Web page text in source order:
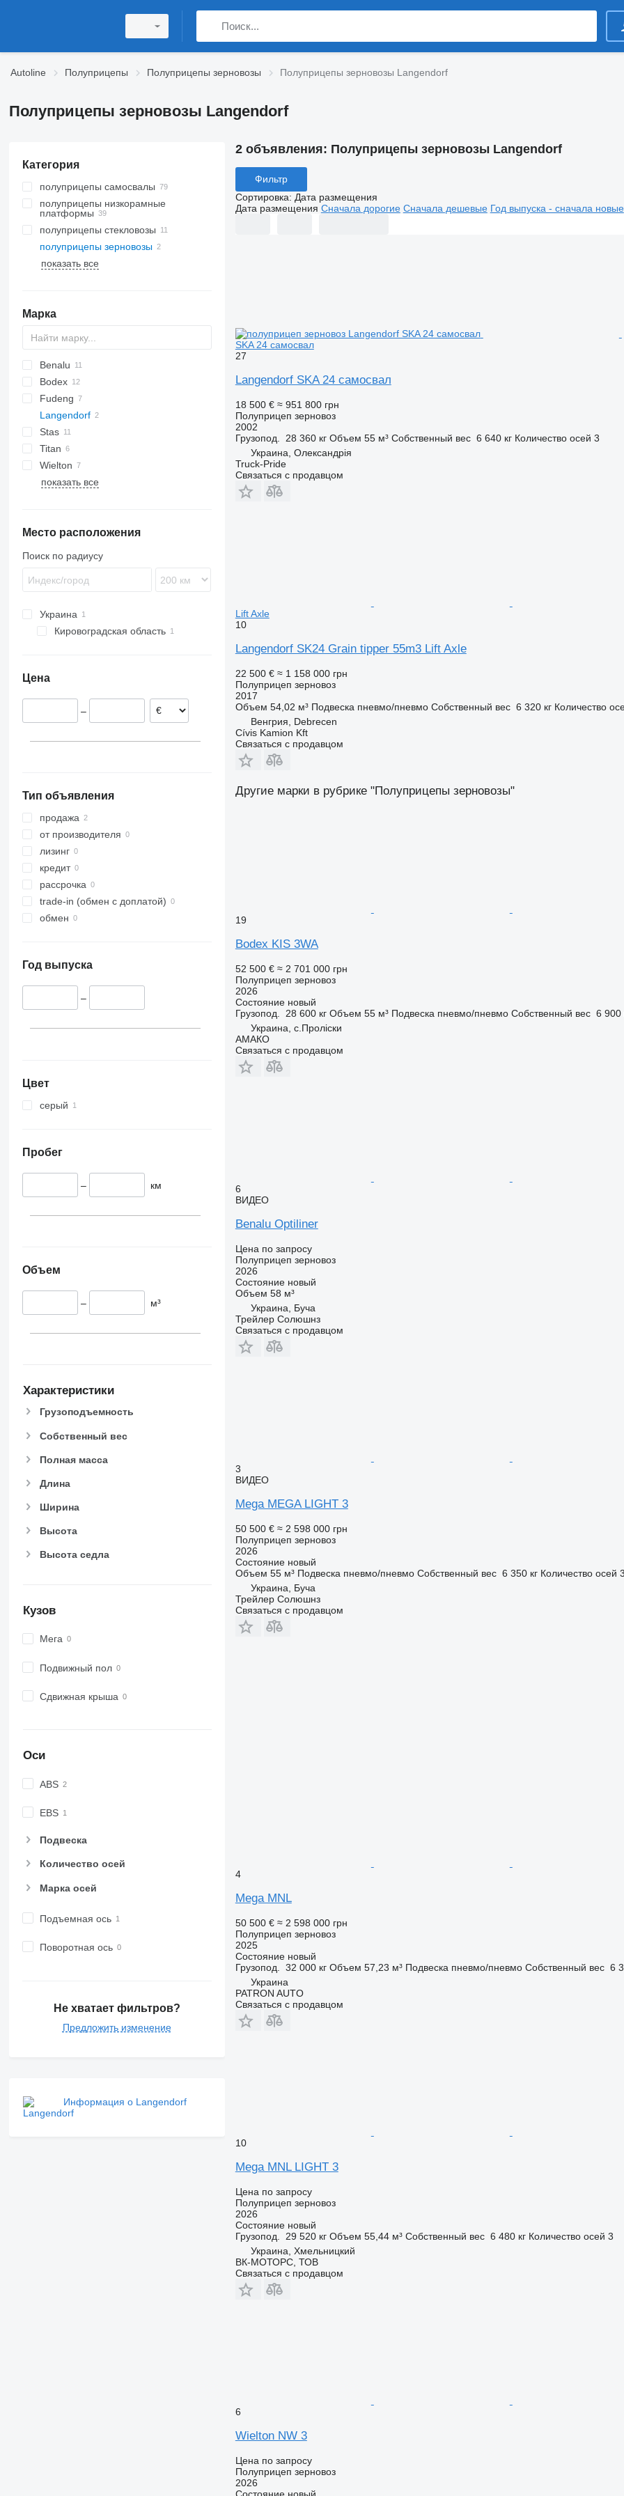
Autoline Полуприцепы Полуприцепы зерновозы Полуприцепы зерновозы Langendorf
Полуприцепы зерновозы Langendorf
Категория
полуприцепы самосвалы
полуприцепы низкорамные
платформы
полуприцепы стекловозы
полуприцепы зерновозы
показать все
Марка
Benalu
C-series
Optiliner
T-series
Bodex
KIS
CHKS
DHKS
Fudeng
S-series
Langendorf
SK
SK 24
SKA
SKA 24
MNL
RHKS
SKI
Stas
S-series
Titan
Wielton
NW
показать все
Место расположения
Поиск по радиусу
Украина
Кировоградская область
Цена
–
Тип объявления
продажа
от производителя
лизинг
кредит
рассрочка
trade-in (обмен с доплатой)
обмен
Год выпуска
–
Цвет
серый
Пробег
– км
Объем
– м³
Характеристики
Грузоподъемность
Собственный вес
Полная масса
Длина
Ширина
Высота
Высота седла
Кузов
Мега
Подвижный пол
Сдвижная крыша
Оси
ABS
EBS
Подвеска
Количество осей
Марка осей
Подъемная ось
Поворотная ось
Не хватает фильтров?
Предложить изменение
Информация о Langendorf
2 объявления: Полуприцепы зерновозы Langendorf
Фильтр
Сортировка: Дата размещения
Дата размещения Сначала дорогие Сначала дешевые Год выпуска - сначала новые
SKA 24 самосвал
27
Langendorf SKA 24 самосвал
18 500 € ≈ 951 800 грн
Полуприцеп зерновоз
2002
Грузопод.
28 360 кг Объем 55 м³ Собственный вес 6 640 кг Количество осей 3
Украина, Олександрія
Truck-Pride
Связаться с продавцом
Lift Axle
10
Langendorf SK24 Grain tipper 55m3 Lift Axle
22 500 € ≈ 1 158 000 грн
Полуприцеп зерновоз
2017
Объем 54,02 м³ Подвеска пневмо/пневмо Собственный вес 6 320 кг Количество
Венгрия, Debrecen
Cívis Kamion Kft
Связаться с продавцом
Другие марки в рубрике "Полуприцепы зерновозы"
19
Bodex KIS 3WA
52 500 € ≈ 2 701 000 грн
Полуприцеп зерновоз
2026
Состояниеновый
Грузопод.
28 600 кг Объем 55 м³ Подвеска пневмо/пневмо Собственный вес 6 900
Украина, с.Проліски
АМАКО
Связаться с продавцом
6
ВИДЕО
Benalu Optiliner
Цена по запросу
Полуприцеп зерновоз
2026
Состояниеновый
Объем 58 м³
Украина, Буча
Трейлер Солюшнз
Связаться с продавцом
3
ВИДЕО
Mega MEGA LIGHT 3
50 500 € ≈ 2 598 000 грн
Полуприцеп зерновоз
2026
Состояниеновый
Объем 55 м³ Подвеска пневмо/пневмо Собственный вес 6 350 кг Количество осей 3
Украина, Буча
Трейлер Солюшнз
Связаться с продавцом
4
Mega MNL
50 500 € ≈ 2 598 000 грн
Полуприцеп зерновоз
2025
Состояниеновый
Грузопод.
32 000 кг Объем 57,23 м³ Подвеска пневмо/пневмо Собственный вес 6
Украина
PATRON AUTO
Связаться с продавцом
10
Mega MNL LIGHT 3
Цена по запросу
Полуприцеп зерновоз
2026
Состояниеновый
Грузопод.
29 520 кг Объем 55,44 м³ Собственный вес 6 480 кг Количество осей 3
Украина, Хмельницкий
ВК-МОТОРС, ТОВ
Связаться с продавцом
6
Wielton NW 3
Цена по запросу
Полуприцеп зерновоз
2026